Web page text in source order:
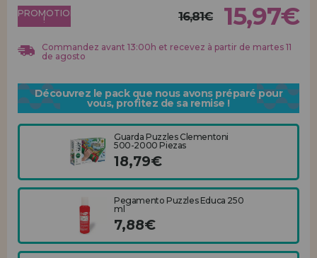
ENREGISTREMENT DISTRIBUTEUR
PROMOTION
! 16,81€ 15,97€
Commandez avant 13:00h et recevez à partir de martes 11
de agosto
Découvrez le pack que nous avons préparé pour
vous, profitez de sa remise !
Guarda Puzzles Clementoni
500-2000 Piezas
18,79€
Pegamento Puzzles Educa 250
ml
7,88€